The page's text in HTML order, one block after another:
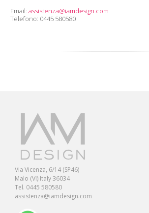
Email: assistenza@iamdesign.com
Telefono: 0445 580580
Via Vicenza, 6/14 (SP46)
Malo (VI) Italy 36034
Tel. 0445 580580
assistenza@iamdesign.com